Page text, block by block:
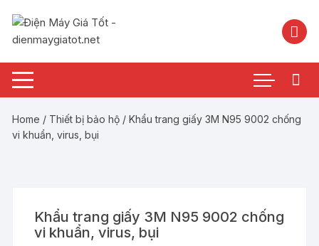
nội
Home / Thiết bị bảo hộ / Khẩu trang giấy 3M N95 9002 chống
vi khuẩn, virus, bụi
Khẩu trang giấy 3M N95 9002 chống
vi khuẩn, virus, bụi